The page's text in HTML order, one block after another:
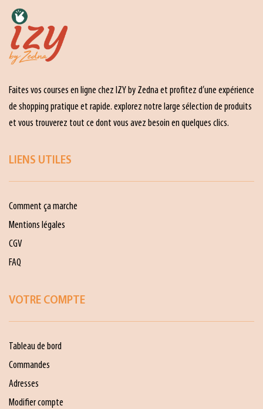
Faites vos courses en ligne chez IZY by Zedna et profitez d’une expérience
de shopping pratique et rapide. explorez notre large sélection de produits
et vous trouverez tout ce dont vous avez besoin en quelques clics.
LIENS UTILES
Comment ça marche
Mentions légales
CGV
FAQ
VOTRE COMPTE
Tableau de bord
Commandes
Adresses
Modifier compte